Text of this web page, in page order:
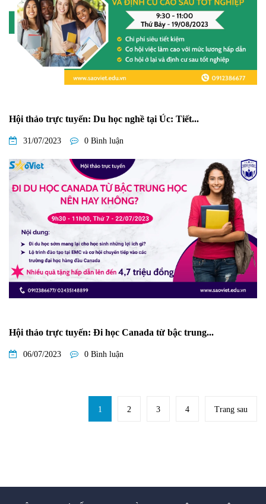
Hội thảo trực tuyến: Du học nghề tại Úc: Tiết...
31/07/2023 0 Bình luận
Hội thảo trực tuyến: Đi học Canada từ bậc trung...
06/07/2023 0 Bình luận
1 2 3 4 Trang sau